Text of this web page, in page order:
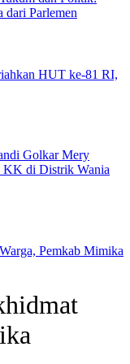
Parlemen
HUT ke-81 RI,
Golkar Mery
KK di Distrik Wania
Pemkab Mimika